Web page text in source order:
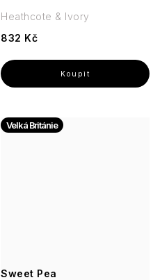
832 Kč
Heathcote & Ivory
Sweet Pea
Velká Británie